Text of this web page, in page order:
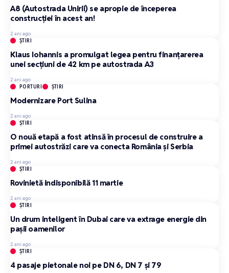
A8 (Autostrada Unirii) se apropie de începerea
construcției în acest an!
2 ani ago
ȘTIRI
Klaus Iohannis a promulgat legea pentru finanţarerea
unei secţiuni de 42 km pe autostrada A3
2 ani ago
PORTURI ȘTIRI
Modernizare Port Sulina
2 ani ago
ȘTIRI
O nouă etapă a fost atinsă în procesul de construire a
primei autostrăzi care va conecta România și Serbia
2 ani ago
ȘTIRI
Rovinietă indisponibilă 11 martie
2 ani ago
ȘTIRI
Un drum inteligent în Dubai care va extrage energie din
pașii oamenilor
2 ani ago
ȘTIRI
4 pasaje pietonale noi pe DN 6, DN 7 și 79